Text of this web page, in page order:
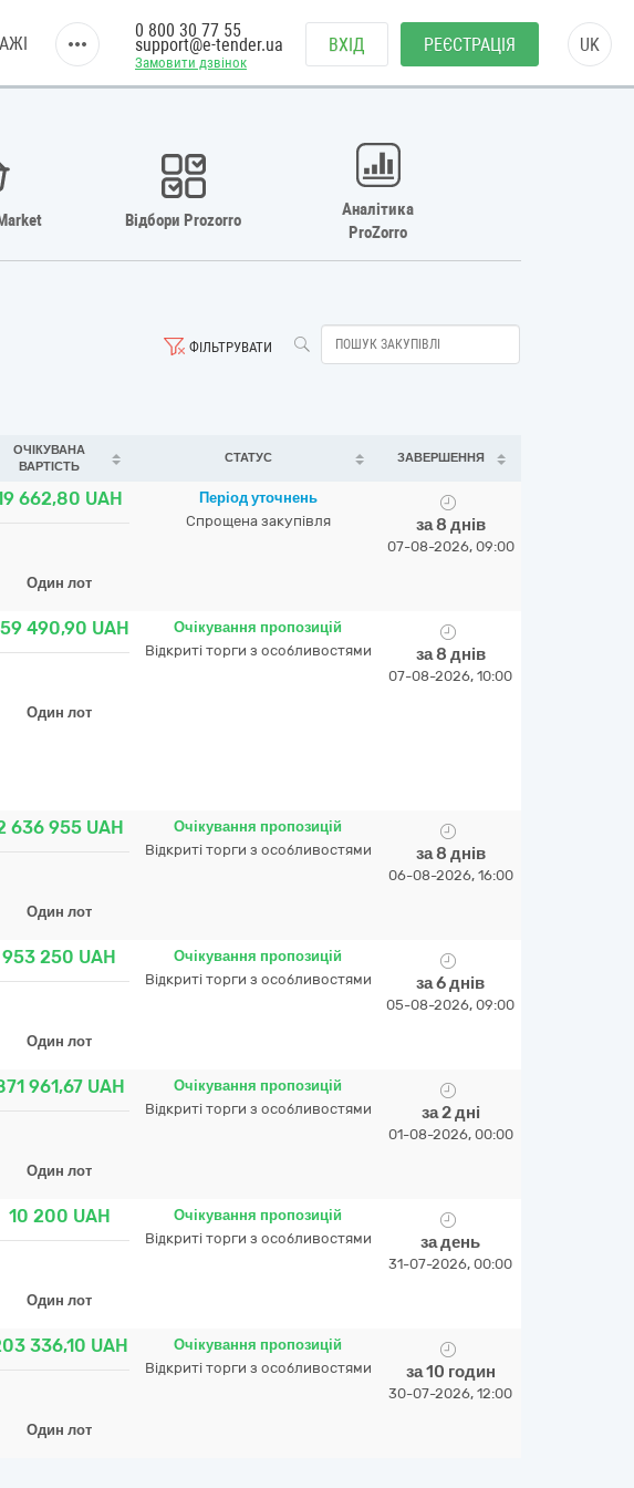
Замовити дзвінок
0 800 30 77 55
support@e-tender.ua ВХІД РЕЄСТРАЦІЯ UK
Відбори Prozorro
Аналітика
ProZorro
ФІЛЬТРУВАТИ
ОЧІКУВАНА
ВАРТІСТЬ
СТАТУС ЗАВЕРШЕННЯ
662,80 UAH
Один лот
Період уточнень
Спрощена закупівля
за 8 днів
07-08-2026, 09:00
490,90 UAH
Один лот
Очікування пропозицій
Відкриті торги з особливостями
за 8 днів
07-08-2026, 10:00
636 955 UAH
Один лот
Очікування пропозицій
Відкриті торги з особливостями
за 8 днів
06-08-2026, 16:00
953 250 UAH
Один лот
Очікування пропозицій
Відкриті торги з особливостями
за 6 днів
05-08-2026, 09:00
961,67 UAH
Один лот
Очікування пропозицій
Відкриті торги з особливостями
за 2 дні
01-08-2026, 00:00
10 200 UAH
Один лот
Очікування пропозицій
Відкриті торги з особливостями
за день
31-07-2026, 00:00
336,10 UAH
Один лот
Очікування пропозицій
Відкриті торги з особливостями
за 10 годин
30-07-2026, 12:00